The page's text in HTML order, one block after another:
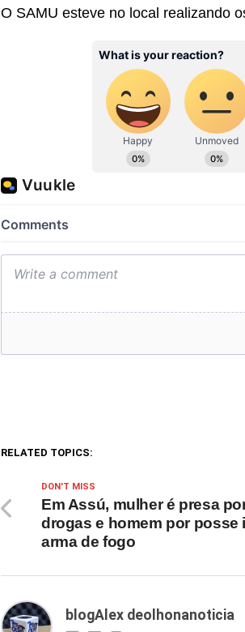
O SAMU esteve no local realizando
RELATED TOPICS:
DON'T MISS
Em Assú, mulher é presa
drogas e homem por posse
arma de fogo
blogAlex deolhonanoticia